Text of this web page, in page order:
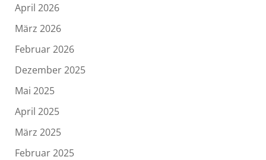
April 2026
März 2026
Februar 2026
Dezember 2025
Mai 2025
April 2025
März 2025
Februar 2025